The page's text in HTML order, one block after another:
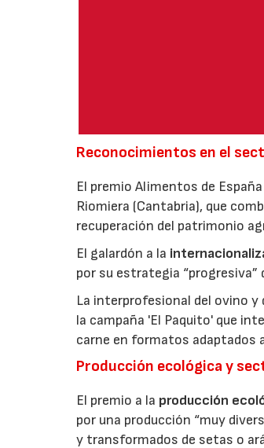
Reconocimientos en el
El premio Alimentos de España
Riomiera (Cantabria), que
recuperación del patrimonio
El galardón a la
por su estrategia
La interprofesional del ovino y
la campaña 'El Paquito' que
carne en formatos adaptados
Producción ecológica y
El premio a la producción
por una producción “muy
y transformados de setas o